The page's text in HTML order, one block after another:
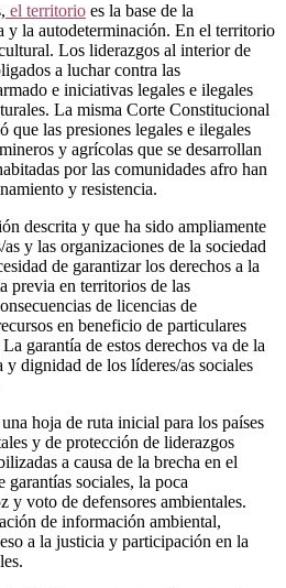
el territorio es la base de la
y la autodeterminación. En el territorio
Los liderazgos al interior de
a luchar contra las
e iniciativas legales e ilegales
La misma Corte Constitucional
que las presiones legales e ilegales
y agrícolas que se desarrollan
por las comunidades afro han
y resistencia.
descrita y que ha sido ampliamente
y las organizaciones de la sociedad
de garantizar los derechos a la
previa en territorios de las
de licencias de
en beneficio de particulares
garantía de estos derechos va de la
dignidad de los líderes/as sociales
hoja de ruta inicial para los países
y de protección de liderazgos
a causa de la brecha en el
garantías sociales, la poca
y voto de defensores ambientales.
de información ambiental,
a la justicia y participación en la